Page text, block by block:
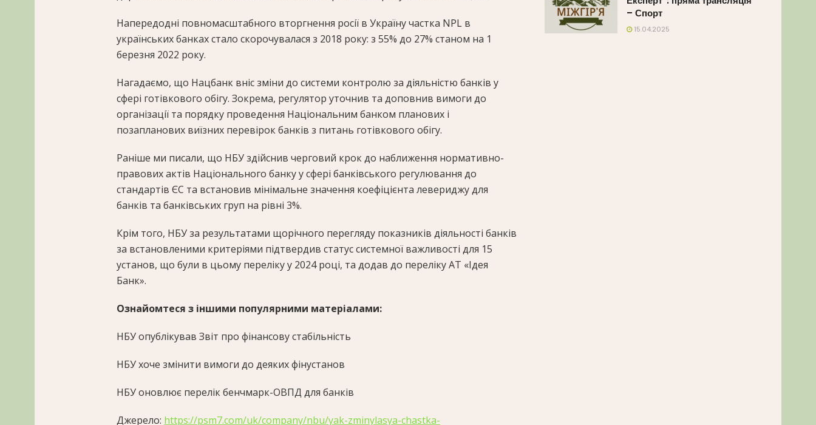
Напередодні повномасштабного вторгнення росії в Україну частка NPL в
українських банках стало скорочувалася з 2018 року: з 55% до 27% станом на 1
березня 2022 року.
Нагадаємо, що Нацбанк вніс зміни до системи контролю за діяльністю банків у
сфері готівкового обігу. Зокрема, регулятор уточнив та доповнив вимоги до
організації та порядку проведення Національним банком планових і
позапланових виїзних перевірок банків з питань готівкового обігу.
Раніше ми писали, що НБУ здійснив черговий крок до наближення нормативно-
правових актів Національного банку у сфері банківського регулювання до
стандартів ЄС та встановив мінімальне значення коефіцієнта левериджу для
банків та банківських груп на рівні 3%.
Крім того, НБУ за результатами щорічного перегляду показників діяльності банків
за встановленими критеріями підтвердив статус системної важливості для 15
установ, що були в цьому переліку у 2024 році, та додав до переліку АТ «Ідея
Банк».
Ознайомтеся з іншими популярними матеріалами:
НБУ опублікував Звіт про фінансову стабільність
НБУ хоче змінити вимоги до деяких фінустанов
НБУ оновлює перелік бенчмарк-ОВПД для банків
Джерело: https://psm7.com/uk/company/nbu/yak-zminylasya-chastka-
– Спорт
15.04.2025